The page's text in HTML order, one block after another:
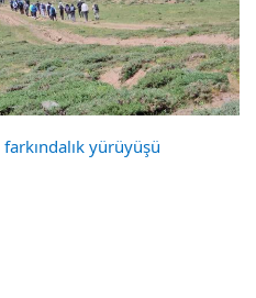
farkındalık yürüyüşü